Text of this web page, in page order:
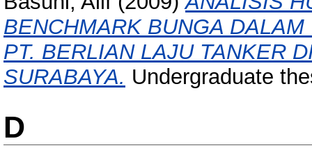
BENCHMARK BUNGA
PT. BERLIAN LAJU TANKER
SURABAYA. Undergraduate
D